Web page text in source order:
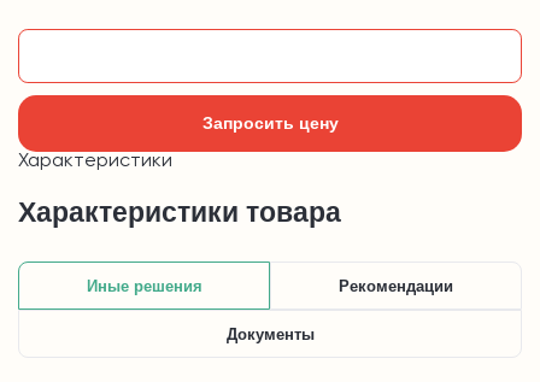
Запросить цену
Характеристики
Характеристики товара
Иные решения Рекомендации
Документы